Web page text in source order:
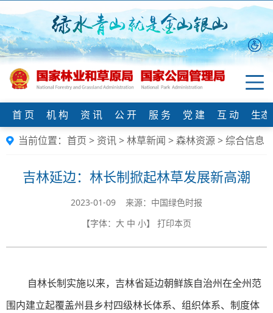
首 页 机 构 资 讯 公 开 服 务 党 建 互 动
生
当前位置： 首页 > 资讯>林草新闻 >森林资源>综合信息
吉林延边：林长制掀起林草发展新高潮
2023-01-09 来源：中国绿色时报
【字体： 大 中 小】 打印本页
自林长制实施以来，吉林省延边朝鲜族自治州在全州范
围内建立起覆盖州县乡村四级林长体系、组织体系、制度体